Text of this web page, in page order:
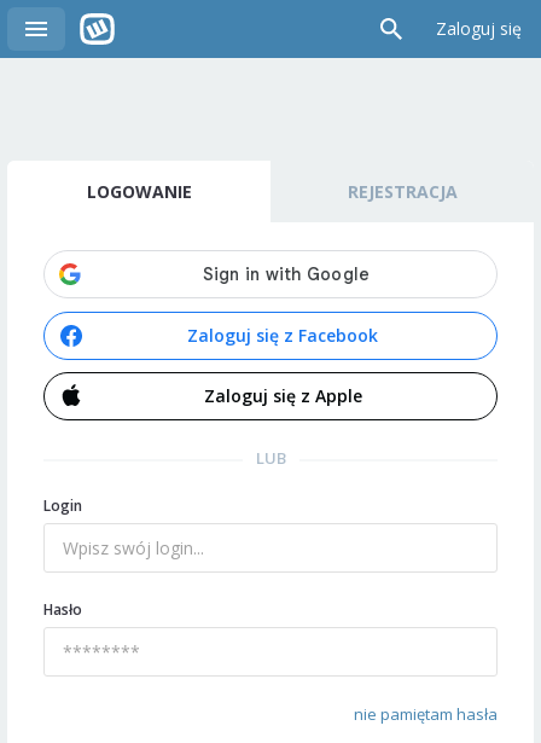
Zaloguj się
LOGOWANIE REJESTRACJA
Zaloguj się z Facebook
Zaloguj się z Apple
LUB
Login
Hasło
nie pamiętam hasła